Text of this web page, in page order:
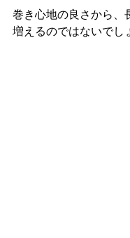
巻き心地の良さから、
増えるのではないでし